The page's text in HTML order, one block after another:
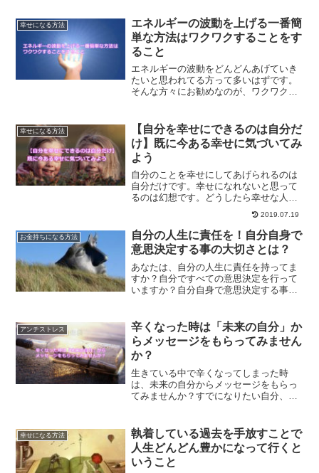
す。
幸せになる方法
エネルギーの波動を上げる一番簡
単な方法はワクワクすることをす
ること
エネルギーの波動をどんどんあげていき
たいと思われてる方って多いはずです。
そんな方々にお勧めなのが、ワクワクす
ことをすることで、波動を上げていく方
法です。
幸せになる方法
【自分を幸せにできるのは自分だ
け】既に今ある幸せに気づいてみ
よう
自分のことを幸せにしてあげられるのは
自分だけです。幸せになれないと思って
るのは幻想です。どうしたら幸せな人生
を歩めるようになるのか？具体的な方法
2019.07.19
お金持ちになる方法
自分の人生に責任を！自分自身で
意思決定する事の大切さとは？
あなたは、自分の人生に責任を持ってま
すか？自分ですべての意思決定を行って
いますか？自分自身で意思決定する事
になっていきます。
アンチストレス
辛くなった時は「未来の自分」か
らメッセージをもらってみません
か？
生きている中で辛くなってしまった時
は、未来の自分からメッセージをもらっ
てみませんか？すでになりたい自分、あ
なるでしょう。
幸せになる方法
執着している過去を手放すことで
人生どんどん豊かになって行くと
いうこと